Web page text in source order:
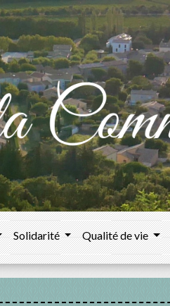
Solidarité Qualité de vie